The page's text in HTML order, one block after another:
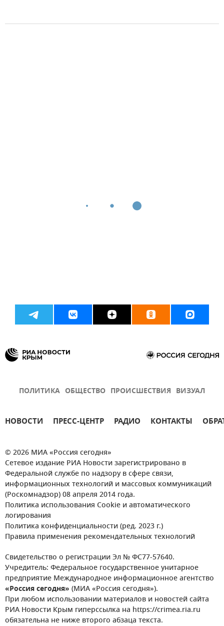
ПОЛИТИКА ОБЩЕСТВО ПРОИСШЕСТВИЯ ВИЗУАЛ
НОВОСТИ ПРЕСС-ЦЕНТР РАДИО КОНТАКТЫ
© 2026 МИА «Россия сегодня»
Сетевое издание РИА Новости зарегистрировано в
Федеральной службе по надзору в сфере связи,
информационных технологий и массовых коммуникаций
(Роскомнадзор) 08 апреля 2014 года.
Политика использования Cookie и автоматического
логирования
Политика конфиденциальности (ред. 2023 г.)
Правила применения рекомендательных технологий
Свидетельство о регистрации Эл № ФС77-57640.
Учредитель: Федеральное государственное унитарное
предприятие Международное информационное агентство
«Россия сегодня» (МИА «Россия сегодня»).
При любом использовании материалов и новостей сайта
РИА Новости Крым гиперссылка на https://crimea.ria.ru
обязательна не ниже второго абзаца текста.